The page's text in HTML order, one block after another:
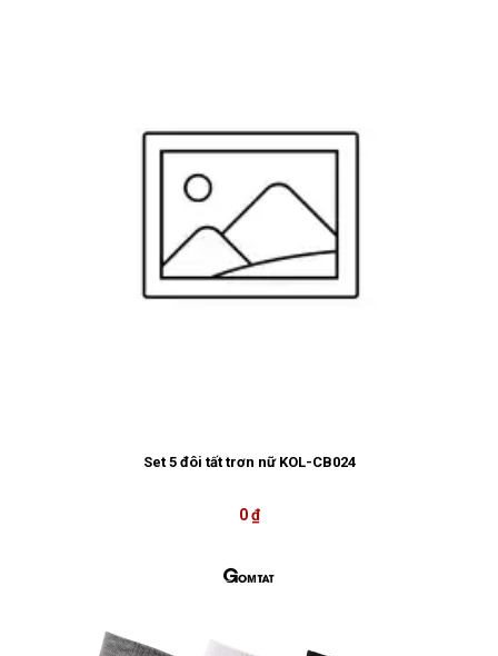
Set 5 đôi tất trơn nữ KOL-CB024
0 ₫